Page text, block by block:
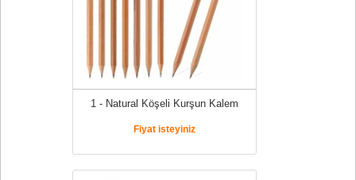
1 - Natural Köşeli Kurşun Kalem
Fiyat isteyiniz